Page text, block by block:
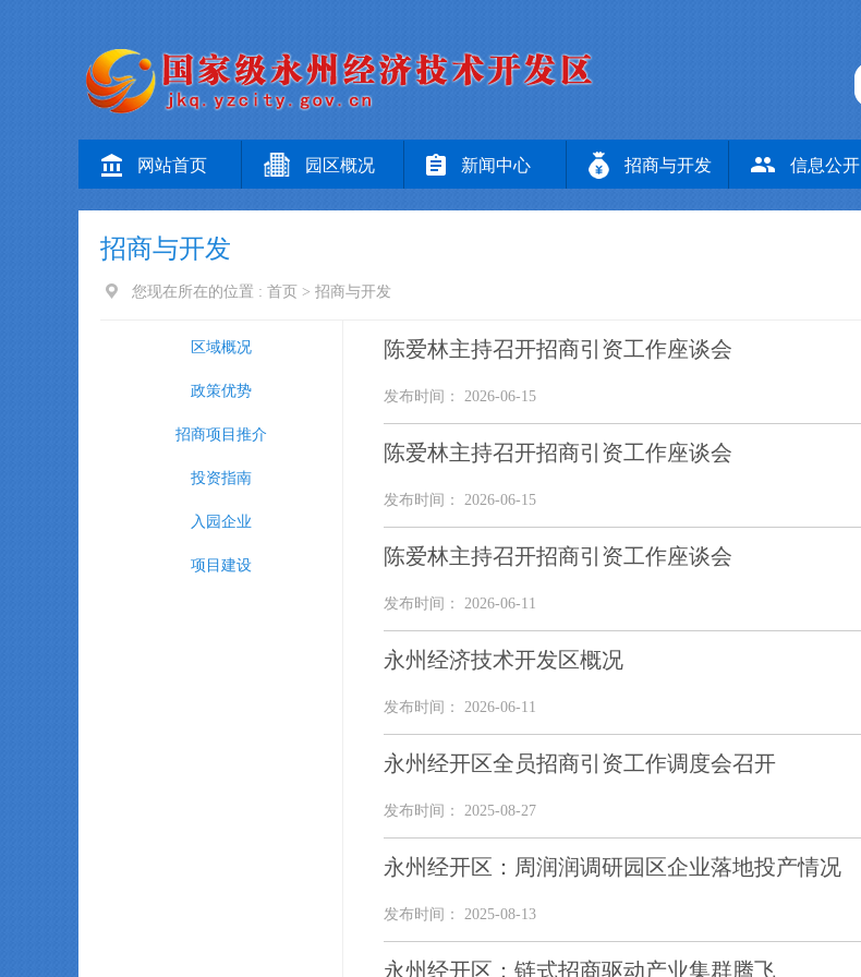
网站首页 园区概况 新闻中心 招商与开发 信息公开
招商与开发
您现在所在的位置 : 首页 > 招商与开发
区域概况
政策优势
招商项目推介
投资指南
入园企业
项目建设
陈爱林主持召开招商引资工作座谈会
发布时间： 2026-06-15
陈爱林主持召开招商引资工作座谈会
发布时间： 2026-06-15
陈爱林主持召开招商引资工作座谈会
发布时间： 2026-06-11
永州经济技术开发区概况
发布时间： 2026-06-11
永州经开区全员招商引资工作调度会召开
发布时间： 2025-08-27
永州经开区：周润润调研园区企业落地投产情况
发布时间： 2025-08-13
永州经开区：链式招商驱动产业集群腾飞